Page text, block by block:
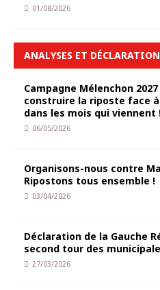
01/08/2026
ANALYSES ET
Campagne Mélenchon
construire la riposte face
dans les mois qui viennent
06/05/2026
Organisons-nous contre
Ripostons tous ensemble !
03/04/2026
Déclaration de la Gauche
second tour des
27/03/2026